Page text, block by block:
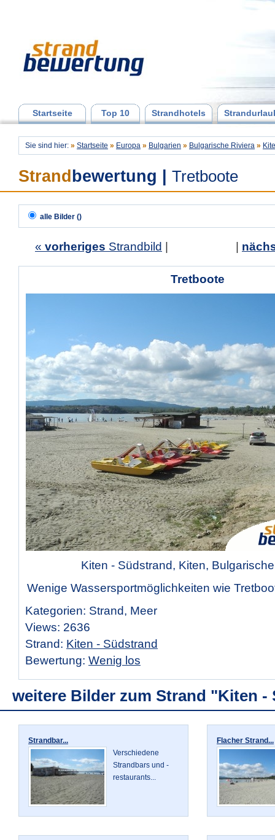
Startseite Top 10 Strandhotels
Sie sind hier: » Startseite » Europa » Bulgarien » Bulgarische Riviera »
Strand bewertung Tretboote
alle Bilder ()
« vorheriges Strandbild
Tretboote
Kiten - Südstrand, Kiten,
Wenige Wassersportmöglichkeiten wie
Kategorien: Strand, Meer
Views: 2636
Strand: Kiten - Südstrand
Bewertung: Wenig los
weitere Bilder zum Strand "Kiten -
Strandbar...
Verschiedene
Strandbars und -
restaurants...
Flacher Strand...